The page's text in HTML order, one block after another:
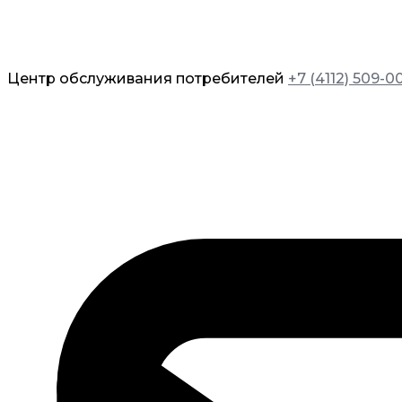
Центр обслуживания потребителей +7 (4112) 509-